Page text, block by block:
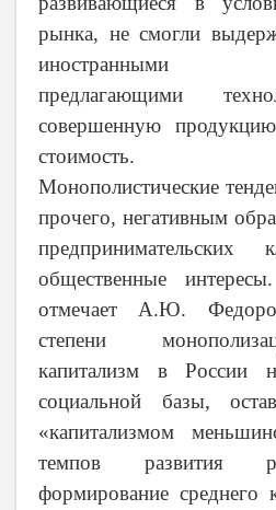
рынка, не смогли
иностранными
предлагающими
совершенную
стоимость.
Монополистические
прочего, негативным
общественные
отмечает А.Ю.
степени
капитализм в России
социальной базы,
«капитализмом
темпов развития
формирование среднего